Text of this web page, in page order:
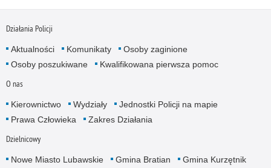
Działania Policji
Aktualności Komunikaty
Osoby zaginione
Osoby poszukiwane
Kwalifikowana pierwsza pomoc
O nas
Kierownictwo Wydziały
Jednostki Policji na mapie
Prawa Człowieka
Zakres Działania
Dzielnicowy
Nowe Miasto Lubawskie Gmina Bratian
Gmina Kurzętnik